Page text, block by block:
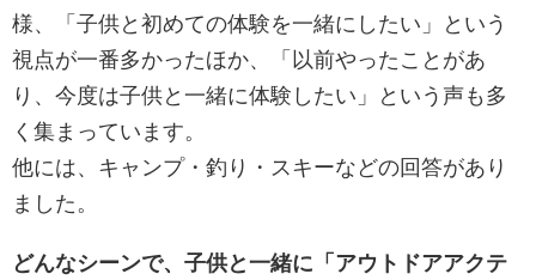
様、「子供と初めての体験を一緒にしたい」という
視点が一番多かったほか、「以前やったことがあ
り、今度は子供と一緒に体験したい」という声も多
く集まっています。
他には、キャンプ・釣り・スキーなどの回答があり
ました。
どんなシーンで、子供と一緒に「アウトドアアクテ